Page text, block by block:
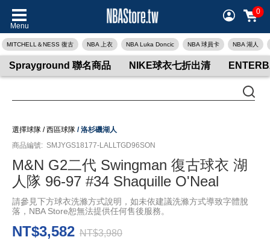
Menu
0
MITCHELL＆NESS 復古 NBA 上衣 NBA Luka Doncic NBA 球員卡 NBA 湖人
Sprayground 聯名商品 NIKE球衣七折出清
選擇球隊 /西區球隊 /洛杉磯湖人
商品編號: SMJYGS18177-LALLTGD96SON
M&N G2二代 Swingman 復古球衣 湖
人隊 96-97 #34 Shaquille O'Neal
請參見下方球衣洗滌方式說明，如未依建議洗滌方式導致字體脫
落，NBA Store恕無法提供任何售後服務。
NT$3,582 NT$3,980